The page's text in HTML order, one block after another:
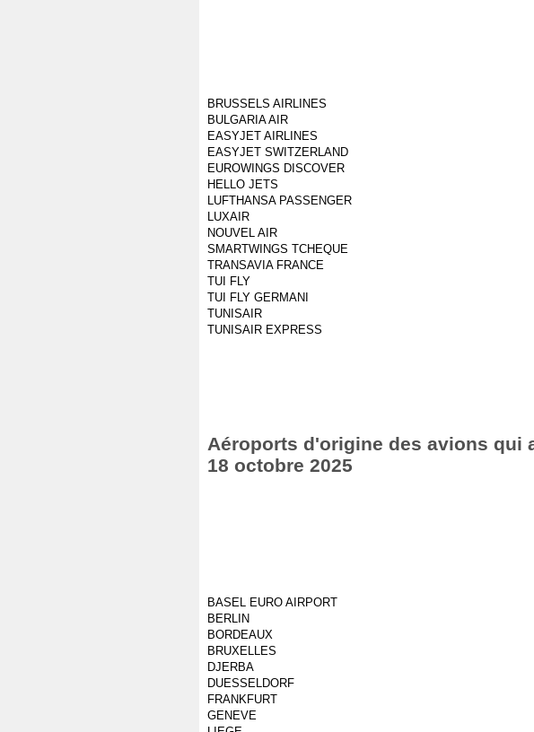
BRUSSELS AIRLINES
BULGARIA AIR
EASYJET AIRLINES
EASYJET SWITZERLAND
EUROWINGS DISCOVER
HELLO JETS
LUFTHANSA PASSENGER
LUXAIR
NOUVEL AIR
SMARTWINGS TCHEQUE
TRANSAVIA FRANCE
TUI FLY
TUI FLY GERMANI
TUNISAIR
TUNISAIR EXPRESS
Aéroports d'origine des avions qui
18 octobre 2025
BASEL EURO AIRPORT
BERLIN
BORDEAUX
BRUXELLES
DJERBA
DUESSELDORF
FRANKFURT
GENEVE